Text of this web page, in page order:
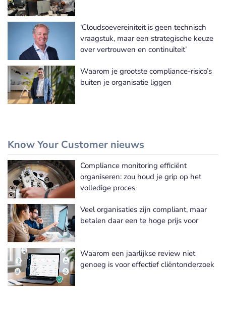
‘Cloudsoevereiniteit is geen technisch
vraagstuk, maar een strategische keuze
over vertrouwen en continuïteit’
Waarom je grootste compliance-risico’s
buiten je organisatie liggen
Know Your Customer nieuws
Meer Know Your Customer nieuws
Compliance monitoring efficiënt
organiseren: zou houd je grip op het
volledige proces
Veel organisaties zijn compliant, maar
betalen daar een te hoge prijs voor
Waarom een jaarlijkse review niet
genoeg is voor effectief cliëntonderzoek